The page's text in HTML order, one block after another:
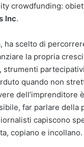
crowdfunding:
Inc.
ha scelto di
la propria
strumenti
quando non
dell’imprenditore
far parlare della
capiscono
copiano e incollano.